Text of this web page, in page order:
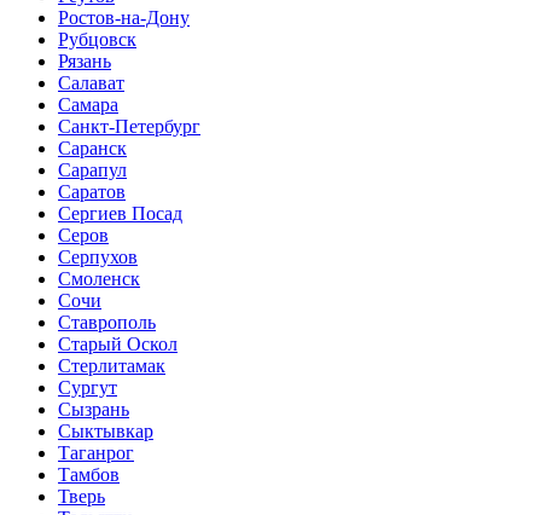
Ростов-на-Дону
Рубцовск
Рязань
Салават
Самара
Санкт-Петербург
Саранск
Сарапул
Саратов
Сергиев Посад
Серов
Серпухов
Смоленск
Сочи
Ставрополь
Старый Оскол
Стерлитамак
Сургут
Сызрань
Сыктывкар
Таганрог
Тамбов
Тверь